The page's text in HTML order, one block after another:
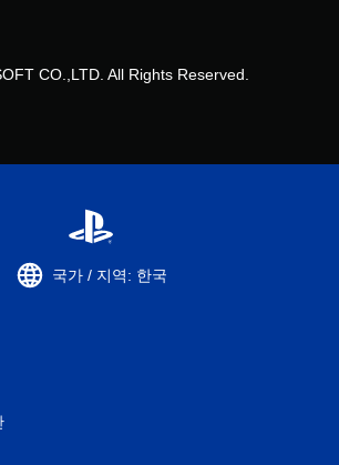
CO.,LTD. All Rights Reserved.
국가 / 지역: 한국